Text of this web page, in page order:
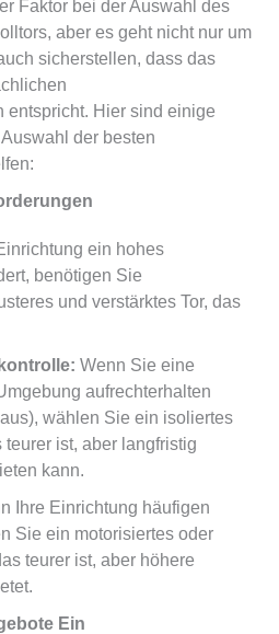
Faktor bei der Auswahl des
aber es geht nicht nur um
sicherstellen, dass das
entspricht. Hier sind einige
der besten
ein hohes
benötigen Sie
und verstärktes Tor, das
Wenn Sie eine
aufrechterhalten
wählen Sie ein isoliertes
ist, aber langfristig
kann.
Ihre Einrichtung häufigen
Sie ein motorisiertes oder
teurer ist, aber höhere
Ein